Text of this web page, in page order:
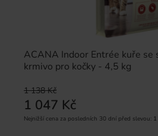
ACANA Indoor Entrée kuře se
krmivo pro kočky - 4,5 kg
1 138 Kč
1 047 Kč
Nejnižší cena za posledních 30 dní před slevou: